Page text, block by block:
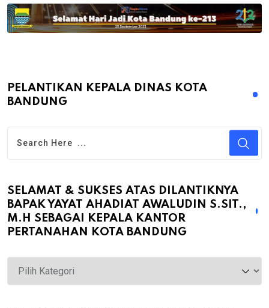
PELANTIKAN KEPALA DINAS KOTA
BANDUNG
SELAMAT & SUKSES ATAS DILANTIKNYA
BAPAK YAYAT AHADIAT AWALUDIN S.SIT.,
M.H SEBAGAI KEPALA KANTOR
PERTANAHAN KOTA BANDUNG
Selamat
&